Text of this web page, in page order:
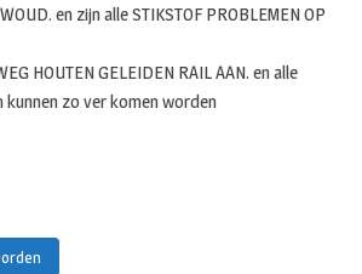
en zijn alle STIKSTOF PROBLEMEN OP
HOUTEN GELEIDEN RAIL AAN. en alle
zo ver komen worden